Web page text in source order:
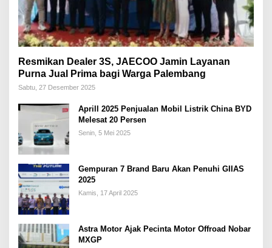
Resmikan Dealer 3S, JAECOO Jamin Layanan
Purna Jual Prima bagi Warga Palembang
Sabtu, 27 Desember 2025
Aprill 2025 Penjualan Mobil Listrik China BYD
Melesat 20 Persen
Senin, 5 Mei 2025
Gempuran 7 Brand Baru Akan Penuhi GIIAS
2025
Kamis, 17 April 2025
Astra Motor Ajak Pecinta Motor Offroad Nobar
MXGP